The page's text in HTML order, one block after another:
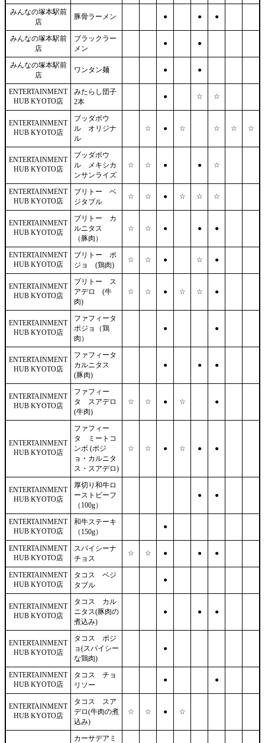
みんなの塚本駅前
店
豚骨ラーメン ● ● ●
みんなの塚本駅前
店
ブラックラー
メン
● ●
みんなの塚本駅前
店
ワンタン麺 ● ●
ENTERTAINMENT
HUB KYOTO店
みたらし団子
2本
● ☆ ☆
ENTERTAINMENT
HUB KYOTO店
ブッダボウ
ル オリジナ
ル
☆ ● ☆ ☆ ☆ ☆
ENTERTAINMENT
HUB KYOTO店
ブッダボウ
ル メキシカ
ンサンライズ
☆ ☆ ● ● ☆
ENTERTAINMENT
HUB KYOTO店
ブリトー ベ
ジタブル
☆ ☆ ● ☆ ☆ ☆
ENTERTAINMENT
HUB KYOTO店
ブリトー カ
ルニタス
（豚肉）
☆ ☆ ● ● ●
ENTERTAINMENT
HUB KYOTO店
ブリトー ポ
ジョ (鶏肉)
☆ ☆ ● ☆ ●
ENTERTAINMENT
HUB KYOTO店
ブリトー ス
アデロ (牛
肉)
☆ ☆ ● ☆ ☆ ●
ENTERTAINMENT
HUB KYOTO店
ファフィータ
ポジョ（鶏
肉）
● ●
ENTERTAINMENT
HUB KYOTO店
ファフィータ
カルニタス
(豚肉)
● ● ●
ENTERTAINMENT
HUB KYOTO店
ファフィー
タ スアデロ
(牛肉)
☆ ☆ ● ☆ ●
ENTERTAINMENT
HUB KYOTO店
ファフィー
タ ミートコ
ンボ (ポジ
ョ・カルニタ
ス・スアデロ)
☆ ☆ ● ☆ ● ●
ENTERTAINMENT
HUB KYOTO店
厚切り和牛ロ
ーストビーフ
（100g）
● ●
ENTERTAINMENT
HUB KYOTO店
和牛ステーキ
（150g）
●
ENTERTAINMENT
HUB KYOTO店
スパイシーナ
チョス
☆ ☆ ● ● ●
ENTERTAINMENT
HUB KYOTO店
タコス ベジ
タブル
●
ENTERTAINMENT
HUB KYOTO店
タコス カル
ニタス(豚肉の
煮込み)
● ● ●
ENTERTAINMENT
HUB KYOTO店
タコス ポジ
ョ(スパイシー
な鶏肉)
●
ENTERTAINMENT
HUB KYOTO店
タコス チョ
リソー
● ●
ENTERTAINMENT
HUB KYOTO店
タコス スア
デロ(牛肉の煮
込み)
☆ ☆ ● ☆
カーサデアミ